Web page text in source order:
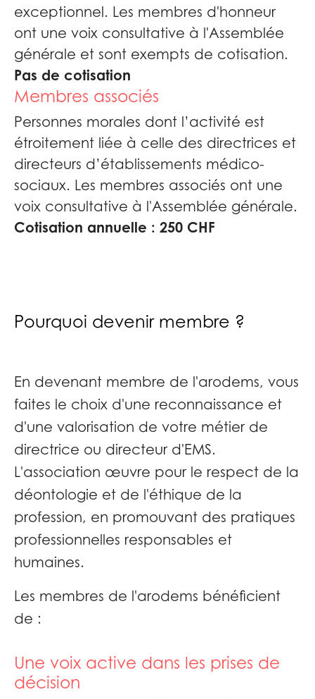
exceptionnel. Les membres d'honneur
ont une voix consultative à l'Assemblée
générale et sont exempts de cotisation.
Pas de cotisation
Membres associés
Personnes morales dont l’activité est
étroitement liée à celle des directrices et
directeurs d’établissements médico-
sociaux. Les membres associés ont une
voix consultative à l'Assemblée générale.
Cotisation annuelle : 250 CHF
Pourquoi devenir membre ?
En devenant membre de l'arodems, vous
faites le choix d'une reconnaissance et
d'une valorisation de votre métier de
directrice ou directeur d'EMS.
L'association œuvre pour le respect de la
déontologie et de l'éthique de la
profession, en promouvant des pratiques
professionnelles responsables et
humaines.
Les membres de l'arodems bénéficient
de :
Une voix active dans les prises de
décision